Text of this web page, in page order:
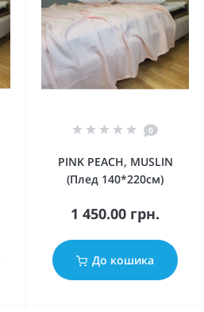
0
PINK PEACH, MUSLIN
(Плед 140*220см)
1 450.00 грн.
До кошика